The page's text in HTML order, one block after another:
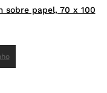
sobre papel, 70 x 100